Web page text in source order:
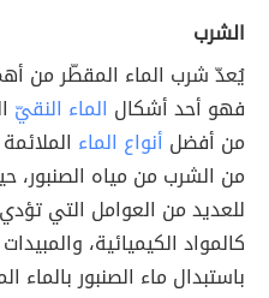
الشرب
يُعدّ شرب الماء المقطّر من
فهو أحد أشكال الماء النقيّ
من أفضل أنواع الماء
من الشرب من مياه الصنبور،
للعديد من العوامل التي
كالمواد الكيميائية،
باستبدال ماء الصنبور بالماء